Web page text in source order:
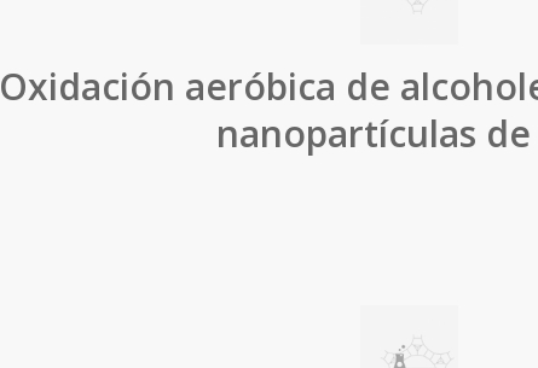
Oxidación aeróbica de
nanopartículas